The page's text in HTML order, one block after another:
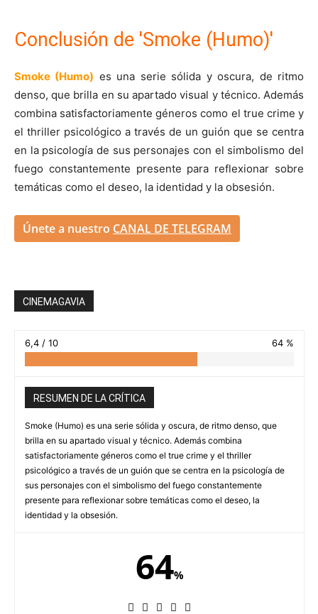
Conclusión de 'Smoke (Humo)'
Smoke (Humo) es una serie sólida y oscura, de ritmo
denso, que brilla en su apartado visual y técnico. Además
combina satisfactoriamente géneros como el true crime y
el thriller psicológico a través de un guión que se centra
en la psicología de sus personajes con el simbolismo del
fuego constantemente presente para reflexionar sobre
temáticas como el deseo, la identidad y la obsesión.
Únete a nuestro CANAL DE TELEGRAM
CINEMAGAVIA
6,4 / 10 64 %
RESUMEN DE LA CRÍTICA
Smoke (Humo) es una serie sólida y oscura, de ritmo denso, que
brilla en su apartado visual y técnico. Además combina
satisfactoriamente géneros como el true crime y el thriller
psicológico a través de un guión que se centra en la psicología de
sus personajes con el simbolismo del fuego constantemente
presente para reflexionar sobre temáticas como el deseo, la
identidad y la obsesión.
64%